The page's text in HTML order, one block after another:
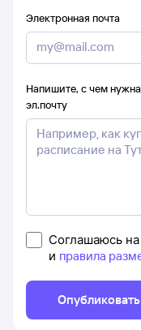
Электронная почта
Напишите, с чем
эл.почту
Соглашаюсь на
и правила
Опубликовать